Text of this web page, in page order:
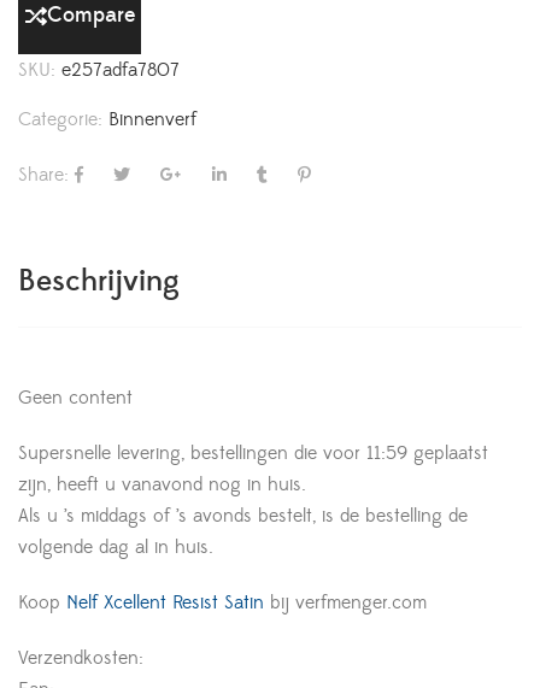
Compare
SKU: e257adfa7807
Categorie: Binnenverf
Share:
Beschrijving
Geen content
Supersnelle levering, bestellingen die voor 11:59 geplaatst
zijn, heeft u vanavond nog in huis.
Als u ’s middags of ’s avonds bestelt, is de bestelling de
volgende dag al in huis.
Koop Nelf Xcellent Resist Satin bij verfmenger.com
Verzendkosten: